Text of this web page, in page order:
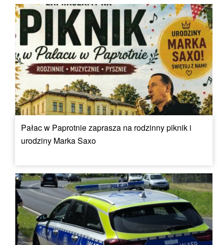
Pałac w Paprotnie zaprasza na rodzinny piknik i
urodziny Marka Saxo